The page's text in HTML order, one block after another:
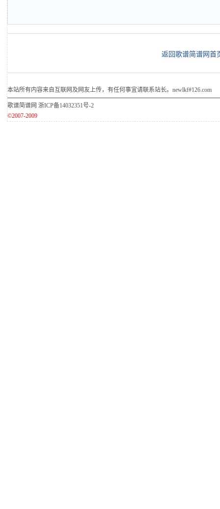
返回歌谱简谱网首
本站所有内容来自互联网及网友上传，有任何事宜请联系站长。newlkf#126.com
歌谱简谱网 浙ICP备14032351号-2
©2007-2009